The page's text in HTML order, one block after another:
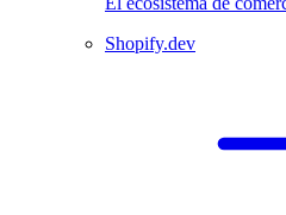
Shopify.dev